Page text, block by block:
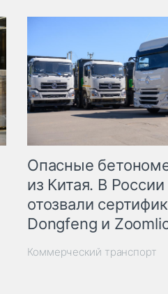
Опасные
из Китая. В России
отозвали
Dongfeng и
Коммерческий транспорт